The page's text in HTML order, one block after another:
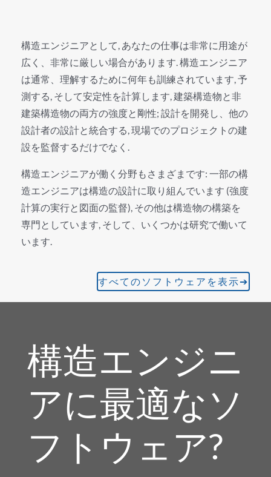
構造エンジニアとして, あなたの仕事は非常に用途が
広く、非常に厳しい場合があります. 構造エンジニア
は通常、理解するために何年も訓練されています, 予
測する, そして安定性を計算します, 建築構造物と非
建築構造物の両方の強度と剛性; 設計を開発し、他の
設計者の設計と統合する, 現場でのプロジェクトの建
設を監督するだけでなく.
構造エンジニアが働く分野もさまざまです: 一部の構
造エンジニアは構造の設計に取り組んでいます (強度
計算の実行と図面の監督), その他は構造物の構築を
専門としています, そして、いくつかは研究で働いて
います.
すべてのソフトウェアを表示➔
構造エンジニ
アに最適なソ
フトウェア?